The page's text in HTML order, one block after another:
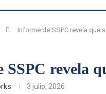
Informe de SSPC revela
revela
3 julio, 2026